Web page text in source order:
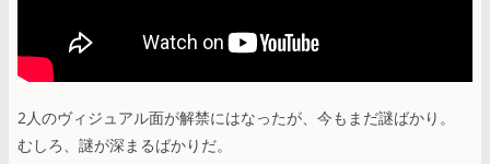
2人のヴィジュアル面が解禁にはなったが、今もまだ謎ばかり。
むしろ、謎が深まるばかりだ。